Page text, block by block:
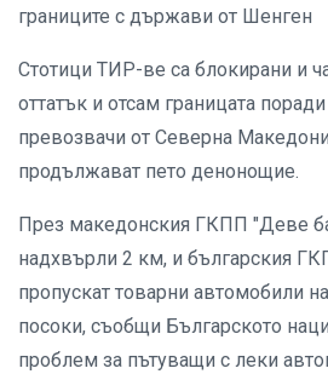
границите с държави от Шенген
Стотици ТИР-ве са блокирани и
оттатък и отсам границата
превозвачи от Северна
продължават пето денонощие.
През македонския ГКПП "Деве
надхвърли 2 км, и българския
пропускат товарни автомобили
посоки, съобщи Българското
проблем за пътуващи с леки